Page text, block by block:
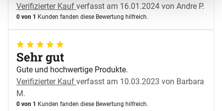
Verifizierter Kauf verfasst am 16.01.2024 von Andre P.
0 von 1 Kunden fanden diese Bewertung hilfreich.
5 von 5
Sehr gut
Gute und hochwertige Produkte.
Verifizierter Kauf verfasst am 10.03.2023 von Barbara
M.
0 von 1 Kunden fanden diese Bewertung hilfreich.